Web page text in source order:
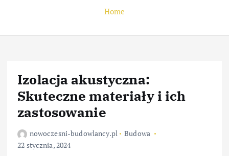
Home
Izolacja akustyczna:
Skuteczne materiały i ich
zastosowanie
nowoczesni-budowlancy.pl
Budowa
22 stycznia, 2024